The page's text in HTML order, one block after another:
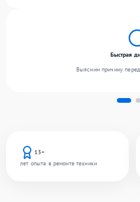
13+
лет опыта в ремонте техники
Быстрая
Выясним причину